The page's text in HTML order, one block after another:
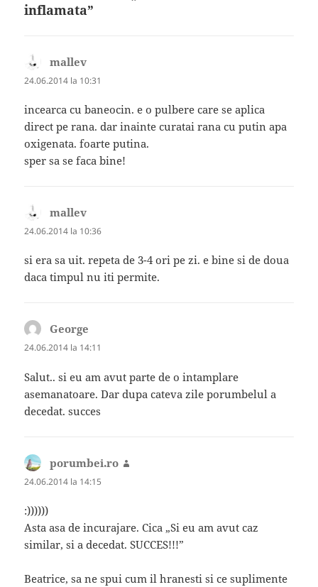
inflamata”
mallev
24.06.2014 la 10:31
incearca cu baneocin. e o pulbere care se aplica
direct pe rana. dar inainte curatai rana cu putin apa
oxigenata. foarte putina.
sper sa se faca bine!
mallev
24.06.2014 la 10:36
si era sa uit. repeta de 3-4 ori pe zi. e bine si de doua
daca timpul nu iti permite.
George
24.06.2014 la 14:11
Salut.. si eu am avut parte de o intamplare
asemanatoare. Dar dupa cateva zile porumbelul a
decedat. succes
porumbei.ro
24.06.2014 la 14:15
:))))))
Asta asa de incurajare. Cica „Si eu am avut caz
similar, si a decedat. SUCCES!!!”
Beatrice, sa ne spui cum il hranesti si ce suplimente